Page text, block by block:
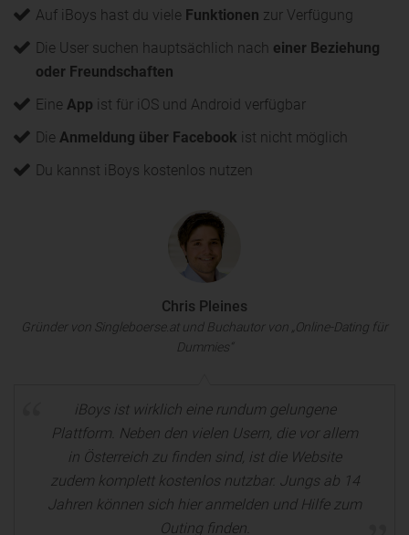
Auf iBoys hast du viele Funktionen zur Verfügung
Die User suchen hauptsächlich nach einer Beziehung
oder Freundschaften
Eine App ist für iOS und Android verfügbar
Die Anmeldung über Facebook ist nicht möglich
Du kannst iBoys kostenlos nutzen
Chris Pleines
Gründer von Singleboerse.at und Buchautor von „Online-Dating für
Dummies“
iBoys ist wirklich eine rundum gelungene
Plattform. Neben den vielen Usern, die vor allem
in Österreich zu finden sind, ist die Website
zudem komplett kostenlos nutzbar. Jungs ab 14
Jahren können sich hier anmelden und Hilfe zum
Outing finden.